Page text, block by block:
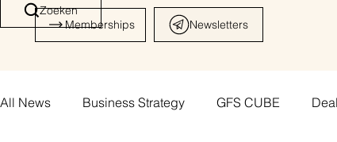
Zoeken
Memberships Newsletters
All News Business Strategy GFS CUBE